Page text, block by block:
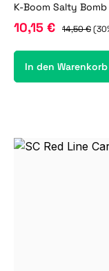
K-Boom Salty
10,15 € 14,50 €
In den Warenkorb